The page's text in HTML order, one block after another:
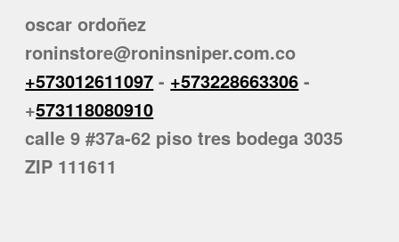
oscar ordoñez
roninstore@roninsniper.com.co
+573012611097 - +573228663306 -
+573118080910
calle 9 #37a-62 piso tres bodega 3035
ZIP 111611